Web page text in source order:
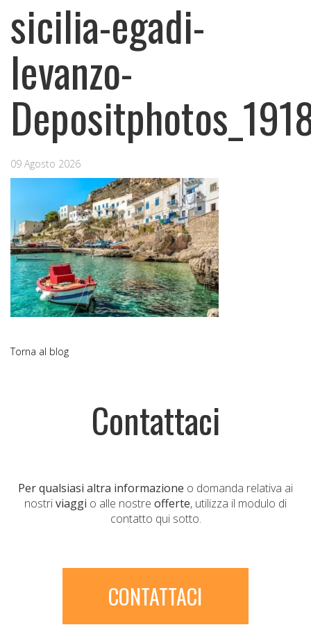
sicilia-egadi-
levanzo-
09 Agosto 2026
Torna al blog
Contattaci
Per qualsiasi altra informazione o domanda relativa ai
nostriviaggi o alle nostre offerte, utilizza il modulo di
contatto qui sotto.
CONTATTACI